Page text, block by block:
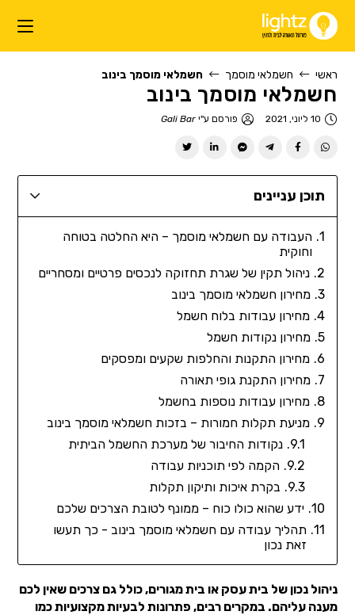
ראשי חשמלאי מוסמך חשמלאי מוסמך בינוב
חשמלאי מוסמך בינוב
10 ליוני, 2021 פורסם ע"יGali Bar
תוכן עניינים
העבודה עם חשמלאי מוסמך – היא החלטה בטוחה
וחוקית
ניהול תקין של שגרת תחזוקה לנכסים פרטיים ומסחריים
מחירון חשמלאי מוסמך בינוב
מחירון עבודות בלוח חשמל
מחירון נקודות חשמל
מחירון התקנות והחלפות שקעים ומפסקים
מחירון התקנת גופי תאורה
מחירון עבודות נוספות בחשמל
מניעת תקלות חמורות – בזכות חשמלאי מוסמך בינוב
נקודות החיבור של מערכת החשמל הביתית
הקמה לפי תוכניות עבודה
בקרת איכות ותיקון תקלות
ידע שהוא כולו כוח – ממונף לטובת הצרכים שלכם
תהליך עבודה עם חשמלאי מוסמך בינוב - כך תעשו
זאת נכון
ניהול נכון של בית עסק או בית מגורים, כולל גם צרכים שאין לכם
מענה עליהם. במקרים רבים, פתרונות לבעיות מקצועיות כמו